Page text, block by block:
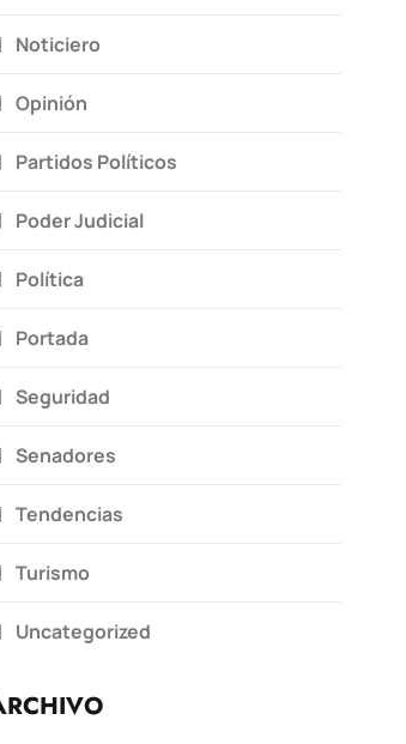
Noticiero
Opinión
Partidos Políticos
Poder Judicial
Política
Portada
Seguridad
Senadores
Tendencias
Turismo
Uncategorized